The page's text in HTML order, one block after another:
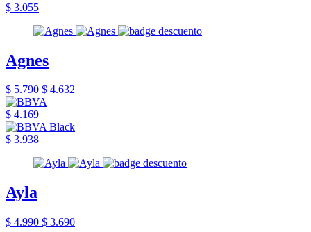
$ 3.055
Agnes
$ 5.790 $ 4.632
$ 4.169
$ 3.938
Ayla
$ 4.990 $ 3.690